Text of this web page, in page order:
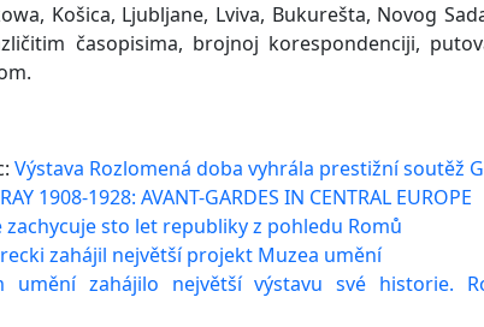
Košica, Ljubljane, Lviva, Bukurešta, Novog
časopisima, brojnoj korespondenciji,
Výstava Rozlomená doba vyhrála prestižní soutěž
1908-1928: AVANT-GARDES IN CENTRAL EUROPE
zachycuje sto let republiky z pohledu Romů
zahájil největší projekt Muzea umění
umění zahájilo největší výstavu své historie.